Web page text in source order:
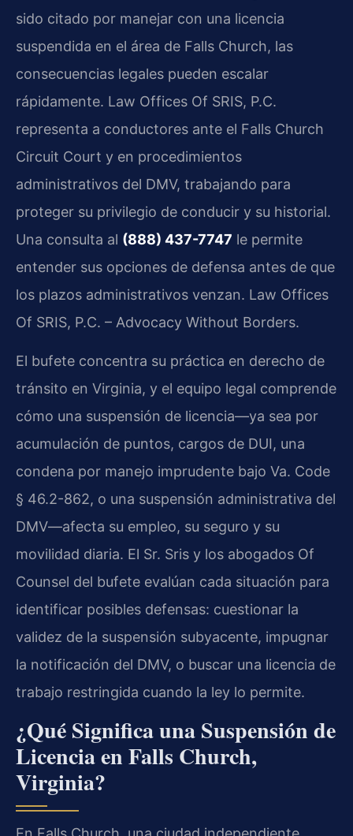
sido citado por manejar con una licencia
suspendida en el área de Falls Church, las
consecuencias legales pueden escalar
rápidamente. Law Offices Of SRIS, P.C.
representa a conductores ante el Falls Church
Circuit Court y en procedimientos
administrativos del DMV, trabajando para
proteger su privilegio de conducir y su historial.
Una consulta al (888) 437-7747 le permite
entender sus opciones de defensa antes de que
los plazos administrativos venzan. Law Offices
Of SRIS, P.C. – Advocacy Without Borders.
El bufete concentra su práctica en derecho de
tránsito en Virginia, y el equipo legal comprende
cómo una suspensión de licencia—ya sea por
acumulación de puntos, cargos de DUI, una
condena por manejo imprudente bajo Va. Code
§ 46.2-862, o una suspensión administrativa del
DMV—afecta su empleo, su seguro y su
movilidad diaria. El Sr. Sris y los abogados Of
Counsel del bufete evalúan cada situación para
identificar posibles defensas: cuestionar la
validez de la suspensión subyacente, impugnar
la notificación del DMV, o buscar una licencia de
trabajo restringida cuando la ley lo permite.
¿Qué Significa una Suspensión de
Licencia en Falls Church,
Virginia?